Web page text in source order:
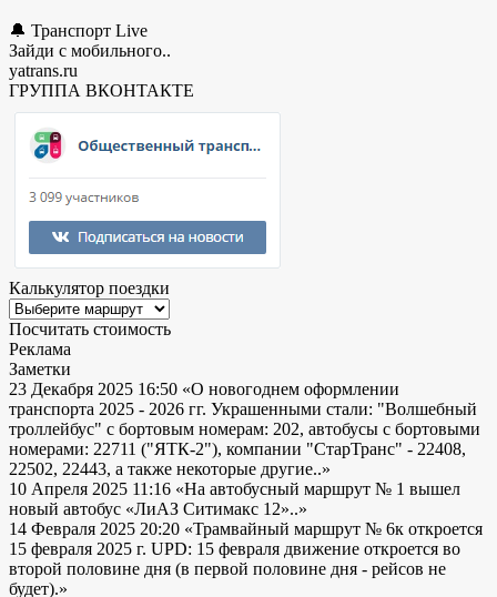
🔔 Транспорт Live
Зайди с мобильного..
yatrans.ru
ГРУППА ВКОНТАКТЕ
Калькулятор поездки
Посчитать стоимость
Реклама
Заметки
23 Декабря 2025 16:50 «О новогоднем оформлении
транспорта 2025 - 2026 гг. Украшенными стали: "Волшебный
троллейбус" с бортовым номерам: 202, автобусы с бортовыми
номерами: 22711 ("ЯТК-2"), компании "СтарТранс" - 22408,
22502, 22443, а также некоторые другие..»
10 Апреля 2025 11:16 «На автобусный маршрут № 1 вышел
новый автобус «ЛиАЗ Ситимакс 12»..»
14 Февраля 2025 20:20 «Трамвайный маршрут № 6к откроется
15 февраля 2025 г. UPD: 15 февраля движение откроется во
второй половине дня (в первой половине дня - рейсов не
будет).»